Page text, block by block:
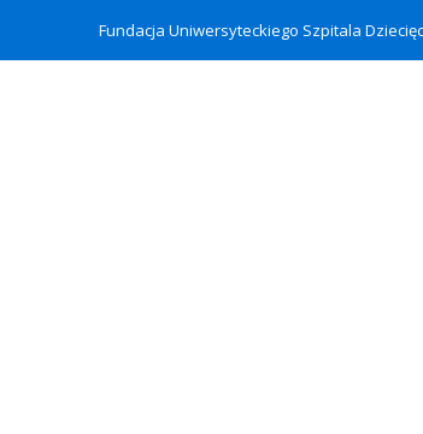
Fundacja Uniwersyteckiego Szpitala